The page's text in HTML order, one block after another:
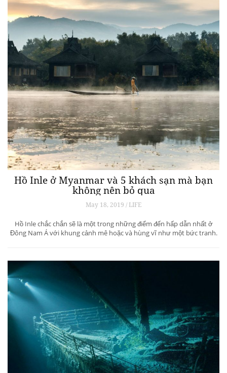
Hồ Inle ở Myanmar và 5 khách sạn mà bạn
không nên bỏ qua
May 18, 2019 / LIFE
Hồ Inle chắc chắn sẽ là một trong những điểm đến hấp dẫn nhất ở
Đông Nam Á với khung cảnh mê hoặc và hùng vĩ như một bức tranh.